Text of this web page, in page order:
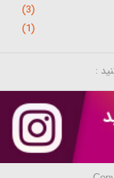
(3)
(1)
: